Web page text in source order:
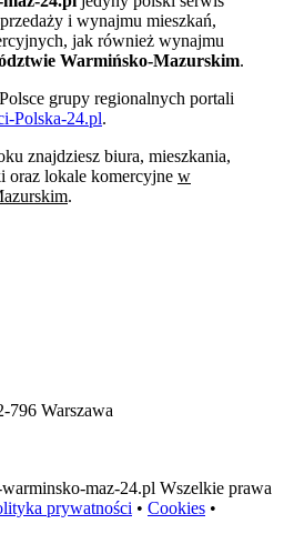
i wynajmu mieszkań,
jak również wynajmu
Warmińsko-Mazurskim.
grupy regionalnych portali
Polska-24.pl.
znajdziesz biura, mieszkania,
oraz lokale komercyjne w
.
796 Warszawa
maz-24.pl Wszelkie prawa
prywatności • Cookies •